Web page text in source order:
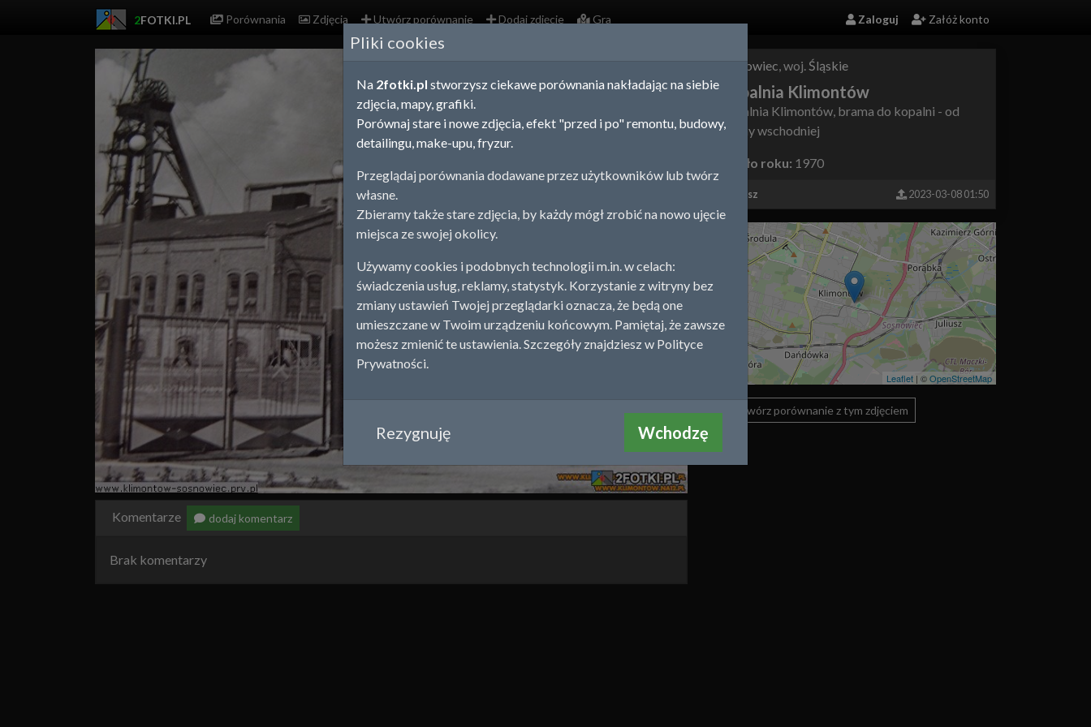
2FOTKI.PL Porównania Zdjęcia Utwórz porównanie Dodaj zdjęcie Gra Zaloguj Załóż konto
Sosnowiec, woj.Śląskie
Kopalnia Klimontów
Kopalnia Klimontów, brama do kopalni - od
strony wschodniej
Około roku: 1970
Mariusz 2023-03-08 01:50
Leaflet | ©OpenStreetMap
Utwórz porównanie z tym zdjęciem
Komentarze dodaj komentarz
Brak komentarzy
Pliki cookies
Na 2fotki.pl stworzysz ciekawe porównania nakładając na siebie
zdjęcia, mapy, grafiki.
Porównaj stare i nowe zdjęcia, efekt "przed i po" remontu, budowy,
detailingu, make-upu, fryzur.
Przeglądaj porównania dodawane przez użytkowników lub twórz
własne.
Zbieramy także stare zdjęcia, by każdy mógł zrobić na nowo ujęcie
miejsca ze swojej okolicy.
Używamy cookies i podobnych technologii m.in. w celach:
świadczenia usług, reklamy, statystyk. Korzystanie z witryny bez
zmiany ustawień Twojej przeglądarki oznacza, że będą one
umieszczane w Twoim urządzeniu końcowym. Pamiętaj, że zawsze
możesz zmienić te ustawienia. Szczegóły znajdziesz w Polityce
Prywatności.
Rezygnuję Wchodzę